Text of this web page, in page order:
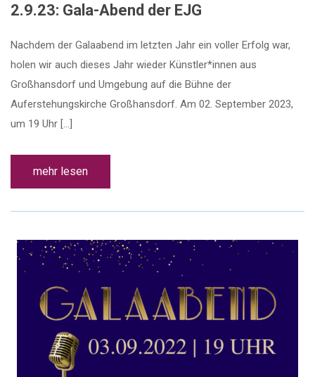
2.9.23: Gala-Abend der EJG
Nachdem der Galaabend im letzten Jahr ein voller Erfolg war,
holen wir auch dieses Jahr wieder Künstler*innen aus
Großhansdorf und Umgebung auf die Bühne der
Auferstehungskirche Großhansdorf. Am 02. September 2023,
um 19 Uhr […]
mehr lesen